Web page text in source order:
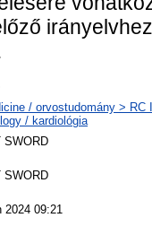
/ orvostudomány >
/ kardiológia
SWORD
SWORD
2024 09:21